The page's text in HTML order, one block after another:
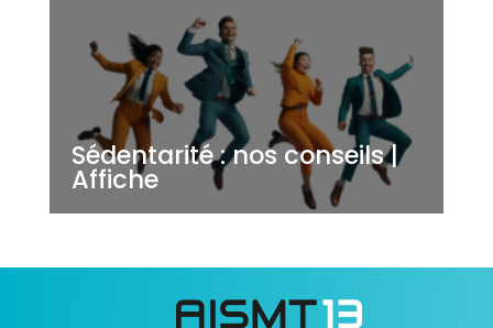
Sédentarité : nos conseils |
Affiche